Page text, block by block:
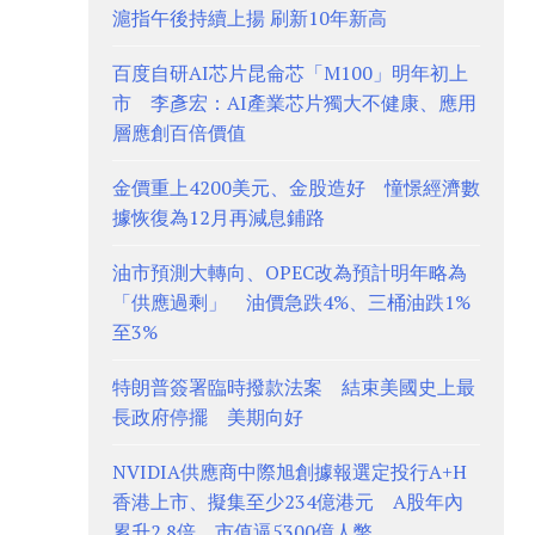
滬指午後持續上揚 刷新10年新高
百度自研AI芯片昆侖芯「M100」明年初上
市 李彥宏：AI產業芯片獨大不健康、應用
層應創百倍價值
金價重上4200美元、金股造好 憧憬經濟數
據恢復為12月再減息鋪路
油市預測大轉向、OPEC改為預計明年略為
「供應過剩」 油價急跌4%、三桶油跌1%
至3%
特朗普簽署臨時撥款法案 結束美國史上最
長政府停擺 美期向好
NVIDIA供應商中際旭創據報選定投行A+H
香港上市、擬集至少234億港元 A股年內